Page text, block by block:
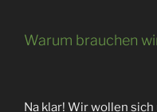
Warum brauchen
Na klar! Wir wollen